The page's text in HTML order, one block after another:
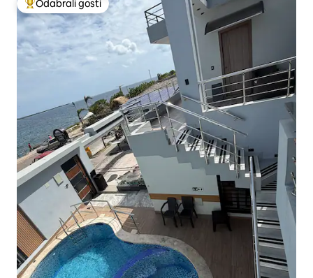
Među najviše rangiranima s oznakom „Odabrali gosti”
Odabrali gosti